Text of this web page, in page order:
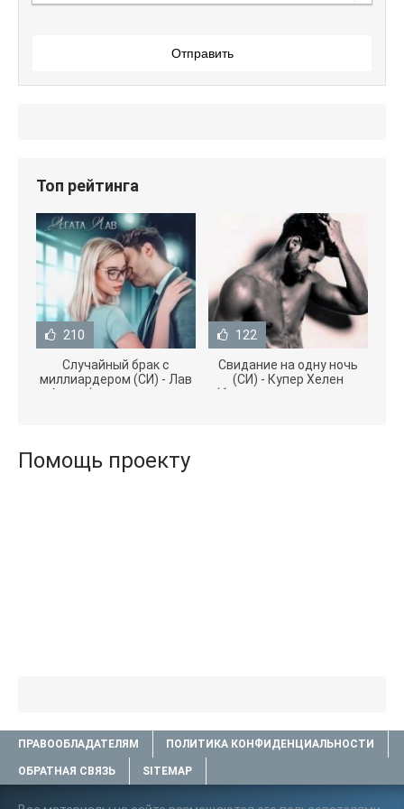
Отправить
Топ рейтинга
210
Случайный брак с
миллиардером (СИ) - Лав
Агата (полная версия
122
Свидание на одну ночь
(СИ) - Купер Хелен
(бесплатные серии книг
Помощь проекту
ПРАВООБЛАДАТЕЛЯМ ПОЛИТИКА КОНФИДЕНЦИАЛЬНОСТИ
ОБРАТНАЯ СВЯЗЬ SITEMAP